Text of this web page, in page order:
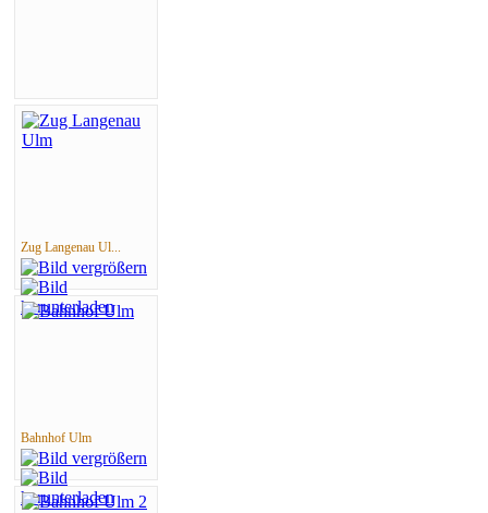
Zug Langenau Ul...
Bahnhof Ulm